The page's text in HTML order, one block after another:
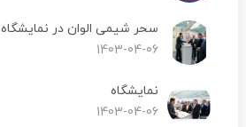
سحر شیمی الوان در نمایشگاه
1403-04-06
نمایشگاه
1403-04-06